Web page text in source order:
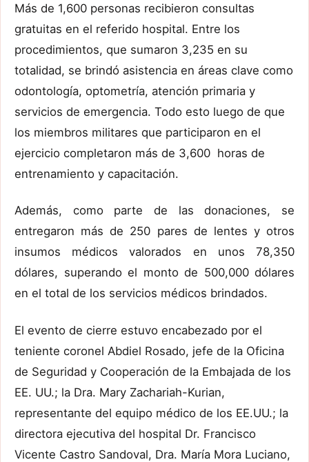
Más de 1,600 personas recibieron consultas
gratuitas en el referido hospital. Entre los
procedimientos, que sumaron 3,235 en su
totalidad, se brindó asistencia en áreas clave como
odontología, optometría, atención primaria y
servicios de emergencia. Todo esto luego de que
los miembros militares que participaron en el
ejercicio completaron más de 3,600 horas de
entrenamiento y capacitación.
Además, como parte de las donaciones, se
entregaron más de 250 pares de lentes y otros
insumos médicos valorados en unos 78,350
dólares, superando el monto de 500,000 dólares
en el total de los servicios médicos brindados.
El evento de cierre estuvo encabezado por el
teniente coronel Abdiel Rosado, jefe de la Oficina
de Seguridad y Cooperación de la Embajada de los
EE. UU.; la Dra. Mary Zachariah-Kurian,
representante del equipo médico de los EE.UU.; la
directora ejecutiva del hospital Dr. Francisco
Vicente Castro Sandoval, Dra. María Mora Luciano,